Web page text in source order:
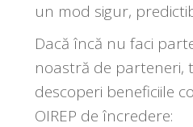
un mod sigur,
Dacă încă nu faci
noastră de parteneri,
descoperi beneficiile
OIREP de încredere: